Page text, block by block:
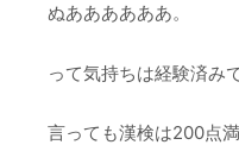
ぬああああああ。
って気持ちは経験済み
言っても漢検は200点